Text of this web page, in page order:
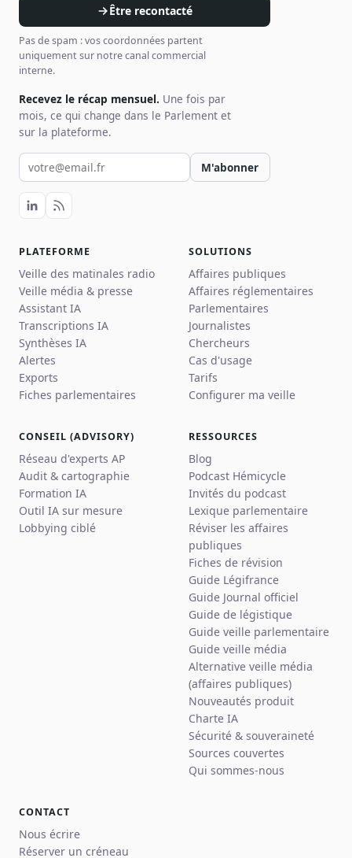
Être recontacté
Pas de spam : vos coordonnées partent
uniquement sur notre canal commercial
interne.
Recevez le récap mensuel. Une fois par
mois, ce qui change dans le Parlement et
sur la plateforme.
Votre email pour la newsletter
M'abonner
PLATEFORME
Veille des matinales radio
Veille média & presse
Assistant IA
Transcriptions IA
Synthèses IA
Alertes
Exports
Fiches parlementaires
SOLUTIONS
Affaires publiques
Affaires réglementaires
Parlementaires
Journalistes
Chercheurs
Cas d'usage
Tarifs
Configurer ma veille
CONSEIL (ADVISORY)
Réseau d'experts AP
Audit & cartographie
Formation IA
Outil IA sur mesure
Lobbying ciblé
RESSOURCES
Blog
Podcast Hémicycle
Invités du podcast
Lexique parlementaire
Réviser les affaires
publiques
Fiches de révision
Guide Légifrance
Guide Journal officiel
Guide de légistique
Guide veille parlementaire
Guide veille média
Alternative veille média
(affaires publiques)
Nouveautés produit
Charte IA
Sécurité & souveraineté
Sources couvertes
Qui sommes-nous
CONTACT
Nous écrire
Réserver un créneau